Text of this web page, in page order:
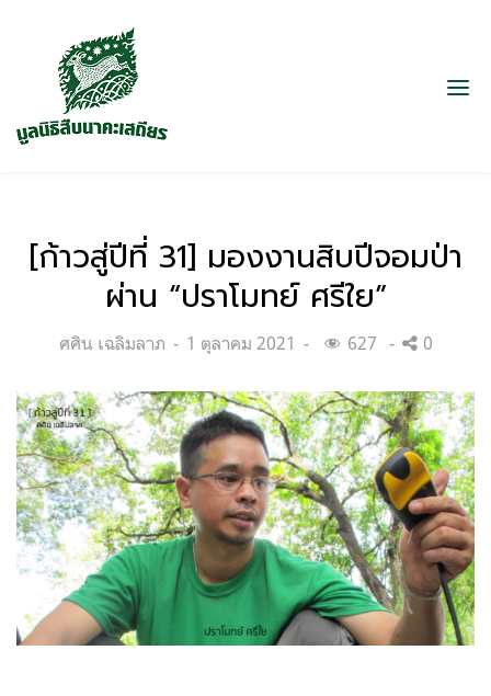
[ก้าวสู่ปีที่ 31] มองงานสิบปีจอมป่า
ผ่าน “ปราโมทย์ ศรีใย”
Categories:
ศศิน เฉลิมลาภ
Posted
1 ตุลาคม 2021 627 0